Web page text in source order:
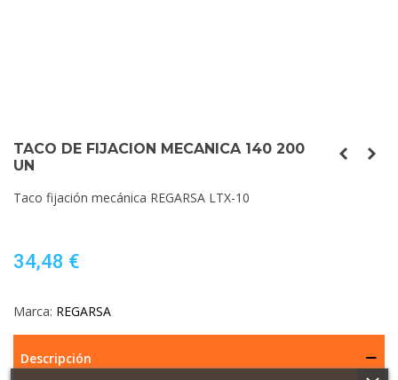
TACO DE FIJACION MECANICA 140 200
UN
Taco fijación mecánica REGARSA LTX-10
34,48 €
Marca: REGARSA
Descripción